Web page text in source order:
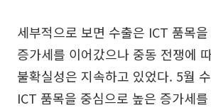
세부적으로 보면 수출은 ICT 품목
증가세를 이어갔으나 중동 전쟁에
불확실성은 지속하고 있었다. 5월
ICT 품목을 중심으로 높은 증가세